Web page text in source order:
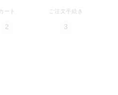
カート ご注文手続き